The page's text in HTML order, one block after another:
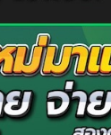
งรุ่นใหญ่ ราม ร
ารติดเชื้อในกระ
ษาได้ 5 วัน ใน
วันเกิดคือวันที่
ติดตามละครข